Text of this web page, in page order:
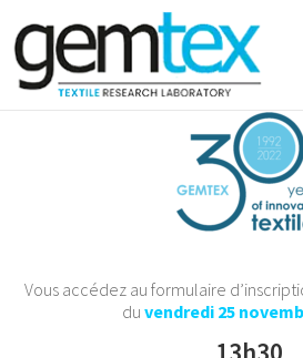
Vous accédez au formulaire
du vendredi 25
13h30